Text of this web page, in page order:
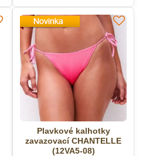
(22JQF-
27)
Velikost:
(22JQF-
Velikost:
Plavkové kalhotky
zavazovací CHANTELLE
(12VA5-08)